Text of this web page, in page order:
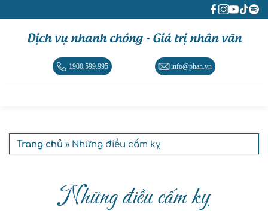
Dịch vụ nhanh chóng - Giá trị nhân văn
1900.599.995 info@phan.vn
Trang chủ » Những điều cấm kỵ
Những điều cấm kỵ